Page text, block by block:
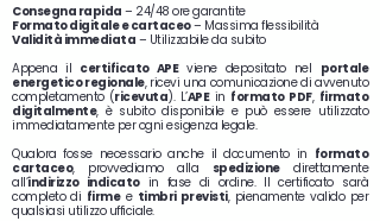
Consegna rapida – 24/48 ore garantite
Formato digitale e cartaceo– Massima flessibilità
Validità immediata – Utilizzabile da subito
Appena il certificato APEviene depositato nel portale
energetico regionale, ricevi una comunicazione di avvenuto
completamento (ricevuta). L’APEin formato PDF, firmato
digitalmente, è subito disponibile e può essere utilizzato
immediatamente per ogni esigenza legale.
Qualora fosse necessario anche il documento in formato
cartaceo, provvediamo alla spedizionedirettamente
all’indirizzo indicatoin fase di ordine. Il certificato sarà
completo di firmee timbri previsti, pienamente valido per
qualsiasi utilizzo ufficiale.